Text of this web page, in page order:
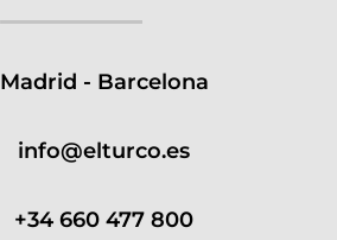
Madrid - Barcelona
info@elturco.es
+34 660 477 800